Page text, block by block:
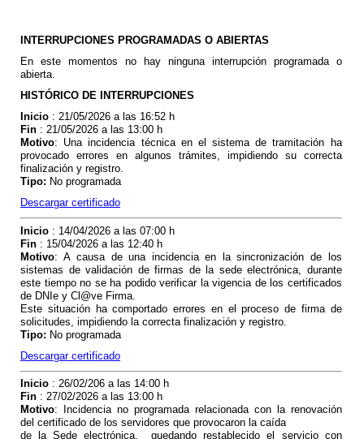
INTERRUPCIONES PROGRAMADAS O ABIERTAS
En este momentos no hay ninguna interrupción programada o
abierta.
HISTÓRICO DE INTERRUPCIONES
Inicio : 21/05/2026 a las 16:52 h
Fin : 21/05/2026 a las 13:00 h
Motivo: Una incidencia técnica en el sistema de tramitación ha
provocado errores en algunos trámites, impidiendo su correcta
finalización y registro.
Tipo: No programada
Descargar certificado
Inicio : 14/04/2026 a las 07:00 h
Fin : 15/04/2026 a las 12:40 h
Motivo: Acausa de una incidencia en la sincronización de los
sistemas de validación de firmas de la sede electrónica, durante
este tiempo no se ha podido verificar la vigencia de los certificados
de DNIe y Cl@ve Firma.
Este situación ha comportado errores en el proceso de firma de
solicitudes, impidiendo la correcta finalización y registro.
Tipo: No programada
Descargar certificado
Inicio : 26/02/206 a las 14:00 h
Fin : 27/02/2026 a las 13:00 h
Motivo: Incidencia no programada relacionada con
la renovación
del certificado de los servidores que provocaron la caída
de la Sede electrónica, quedando restablecido el servicio con